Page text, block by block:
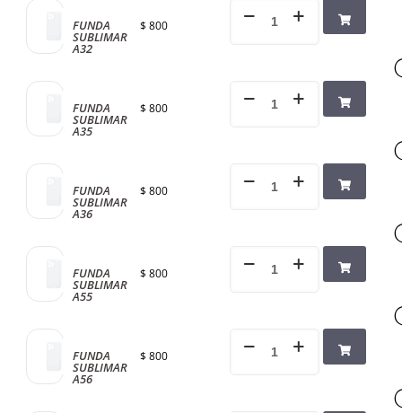
FUNDA
SUBLIMAR
A32
$ 800
FUNDA
SUBLIMAR
A35
$ 800
FUNDA
SUBLIMAR
A36
$ 800
FUNDA
SUBLIMAR
A55
$ 800
FUNDA
SUBLIMAR
A56
$ 800